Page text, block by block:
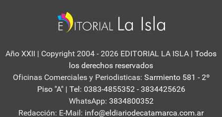
Año XXII | Copyright 2004 - 2026 EDITORIAL LA ISLA | Todos
los derechos reservados
Oficinas Comerciales y Periodisticas: Sarmiento 581 - 2º
Piso "A" | Tel: 0383-4855352 - 3834425626
WhatsApp: 3834800352
Redacción: E-Mail: info@eldiariodecatamarca.com.ar